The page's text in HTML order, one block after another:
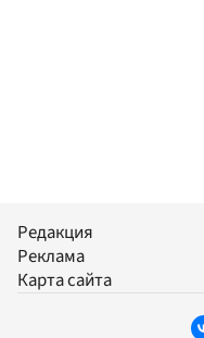
Редакция
Реклама
Карта сайта